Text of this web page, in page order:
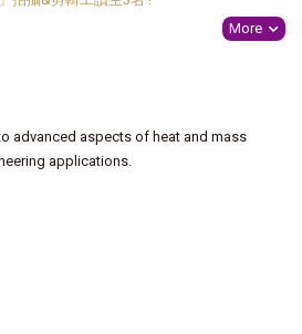
More
advanced aspects of heat and mass
applications.